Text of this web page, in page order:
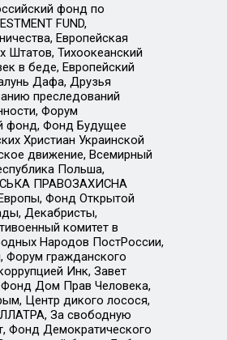
фонд по
FUND,
Европейская
Тихоокеанский
в беде, Европейский
Дафа, Друзья
преследований
Форум
фонд, Фонд Будущее
Христиан Украинской
движение, Всемирный
Польша,
ПРАВОЗАХИСНА
Фонд Открытой
Декабристы,
комитет в
Народов ПостРоссии,
Форум гражданского
Инк, Завет
Фонд Дом Прав Человека,
Центр дикого лосося,
За свободную
Фонд Демократического